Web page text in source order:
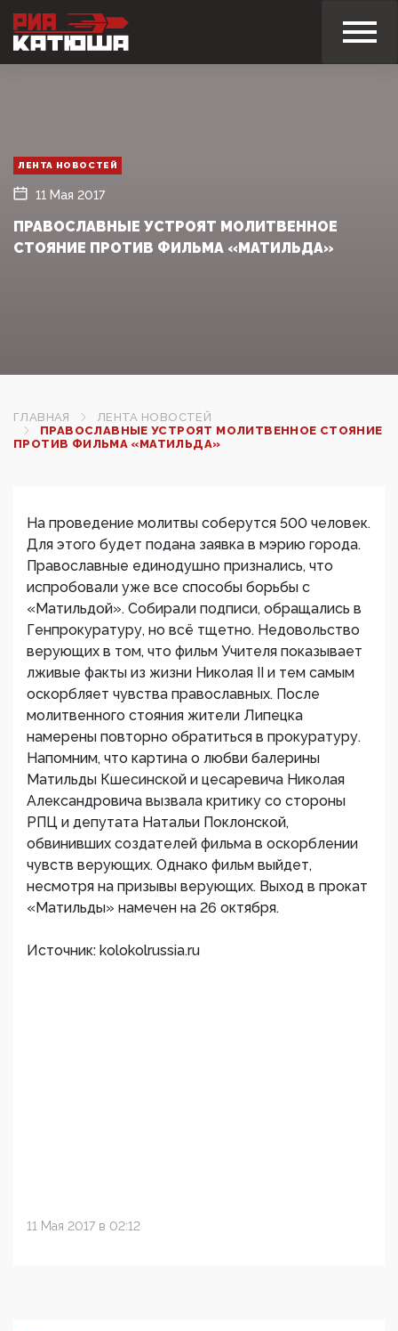
ЛЕНТА НОВОСТЕЙ
11 Мая 2017
ПРАВОСЛАВНЫЕ УСТРОЯТ МОЛИТВЕННОЕ
СТОЯНИЕ ПРОТИВ ФИЛЬМА «МАТИЛЬДА»
ГЛАВНАЯ
ЛЕНТА НОВОСТЕЙ
ПРАВОСЛАВНЫЕ УСТРОЯТ МОЛИТВЕННОЕ СТОЯНИЕ
ПРОТИВ ФИЛЬМА «МАТИЛЬДА»
На проведение молитвы соберутся 500 человек.
Для этого будет подана заявка в мэрию города.
Православные единодушно признались, что
испробовали уже все способы борьбы с
«Матильдой». Собирали подписи, обращались в
Генпрокуратуру, но всё тщетно. Недовольство
верующих в том, что фильм Учителя показывает
лживые факты из жизни Николая II и тем самым
оскорбляет чувства православных. После
молитвенного стояния жители Липецка
намерены повторно обратиться в прокуратуру.
Напомним, что картина о любви балерины
Матильды Кшесинской и цесаревича Николая
Александровича вызвала критику со стороны
РПЦ и депутата Натальи Поклонской,
обвинивших создателей фильма в оскорблении
чувств верующих. Однако фильм выйдет,
несмотря на призывы верующих. Выход в прокат
«Матильды» намечен на 26 октября.
Источник: kolokolrussia.ru
11 Мая 2017 в 02:12